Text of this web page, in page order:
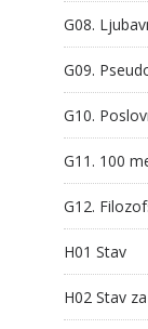
G08.
G09.
G10.
G11. 100
G12.
H01 Stav
H02 Stav